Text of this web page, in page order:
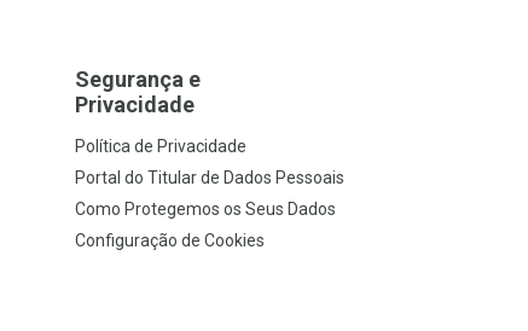
Segurança e
Privacidade
Política de Privacidade
Portal do Titular de Dados Pessoais
Como Protegemos os Seus Dados
Configuração de Cookies